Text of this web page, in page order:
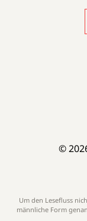
©
Um den Lesefluss
männliche Form